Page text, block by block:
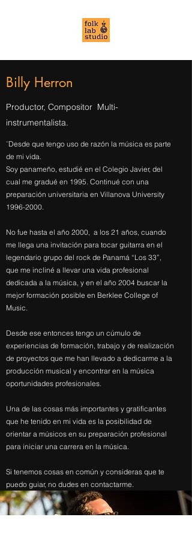
Billy Herron
¨Desde que tengo uso de razón la música es parte
de mi vida.
Soy panameño, estudié en el Colegio Javier, del
cual me gradué en 1995. Continué con una
preparación universitaria en Villanova University
1996-2000.
No fue hasta el año 2000, a los 21 años, cuando
me llega una invitación para tocar guitarra en el
legendario grupo del rock de Panamá “Los 33”,
que me incliné a llevar una vida profesional
dedicada a la música, y en el año 2004 buscar la
mejor formación posible en Berklee College of
Music.
Desde ese entonces tengo un cúmulo de
experiencias de formación, trabajo y de realización
de proyectos que me han llevado a dedicarme a la
producción musical y encontrar en la música
oportunidades profesionales.
Una de las cosas más importantes y gratificantes
que he tenido en mi vida es la posibilidad de
orientar a músicos en su preparación profesional
para iniciar una carrera en la música.
Si tenemos cosas en común y consideras que te
puedo guiar, no dudes en contactarme.
Productor, Compositor Multi-
instrumentalista.